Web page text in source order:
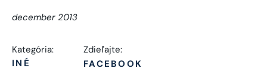
december 2013
Kategória:
INÉ
Zdieľajte:
FACEBOOK